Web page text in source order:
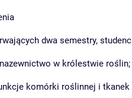
dwa semestry,
w królestwie roślin;
komórki roślinnej i tkanek